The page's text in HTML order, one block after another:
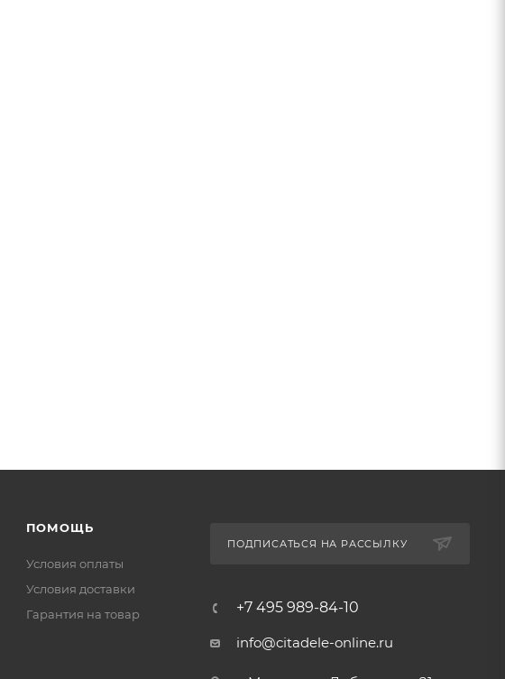
ПОМОЩЬ
Условия оплаты
Условия доставки
Гарантия на товар
ПОДПИСАТЬСЯ НА РАССЫЛКУ
+7 495 989-84-10
info@citadele-online.ru